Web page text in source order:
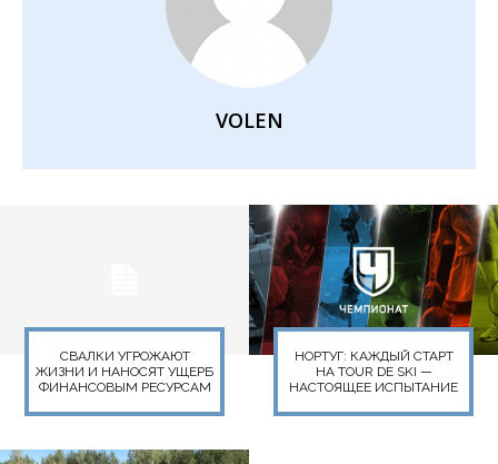
VOLEN
СВАЛКИ УГРОЖАЮТ
ЖИЗНИ И НАНОСЯТ УЩЕРБ
ФИНАНСОВЫМ РЕСУРСАМ
НОРТУГ: КАЖДЫЙ СТАРТ
НА TOUR DE SKI —
НАСТОЯЩЕЕ ИСПЫТАНИЕ